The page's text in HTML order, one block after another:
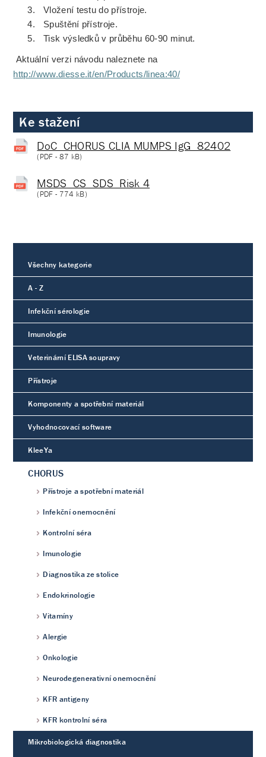
3.
Vložení testu do přístroje.
4.
Spuštění přístroje.
5.
Tisk výsledků v průběhu 60-90 minut.
Aktuální verzi návodu naleznete na
http://www.diesse.it/en/Products/linea:40/
Ke stažení
DoC_CHORUS CLIA MUMPS IgG_82402
(PDF - 87 kB)
MSDS_CS_SDS_Risk 4
(PDF - 774 kB)
Všechny kategorie
A - Z
Infekční sérologie
Imunologie
Veterinární ELISA soupravy
Přístroje
Komponenty a spotřební materiál
Vyhodnocovací software
KleeYa
CHORUS
Přístroje a spotřební materiál
Infekční onemocnění
Kontrolní séra
Imunologie
Diagnostika ze stolice
Endokrinologie
Vitamíny
Alergie
Onkologie
Neurodegenerativní onemocnění
KFR antigeny
KFR kontrolní séra
Mikrobiologická diagnostika